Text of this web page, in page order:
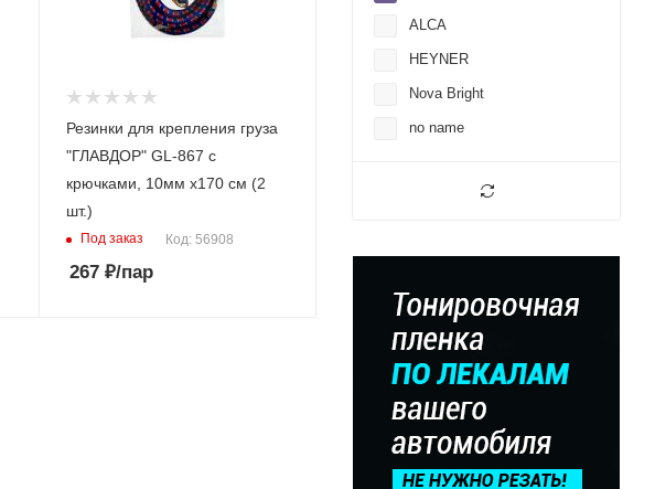
Резинки для крепления груза
"ГЛАВДОР" GL-867 с
крючками, 10мм х170 см (2
шт.)
Под заказ Код: 56908
267₽/пар
ALCA
HEYNER
Nova Bright
no name